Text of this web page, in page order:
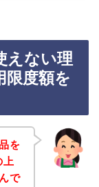
えない理
限度額を
を
上
で